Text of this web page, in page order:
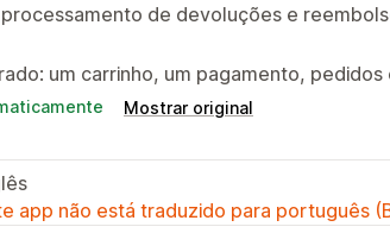
de devoluções e
um carrinho, um pagamento,
Mostrar original
app não está traduzido para português